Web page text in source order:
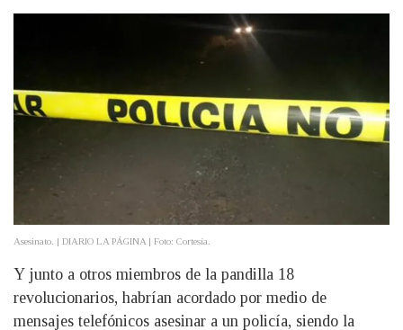
Asesinato. | DIARIO LA PÁGINA | Foto: Cortesía.
Y junto a otros miembros de la pandilla 18
revolucionarios, habrían acordado por medio de
mensajes telefónicos asesinar a un policía, siendo la